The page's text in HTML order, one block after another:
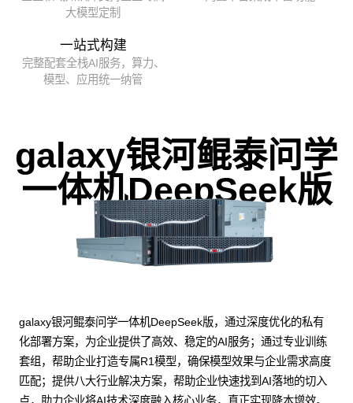
大模型定制
一站式构建
完整配套全栈AI服务，算力、
模型、应用统一纳管
galaxy银河鲲泰问学
一体机DeepSeek版
galaxy银河鲲泰问学一体机DeepSeek版，通过深度优化的私有
化部署方案，为企业提供了高效、稳定的AI服务；通过专业训练
套组，帮助企业打造专属R1模型，确保模型效果与企业需求高度
匹配；提供八大行业解决方案，帮助企业快速找到AI落地的切入